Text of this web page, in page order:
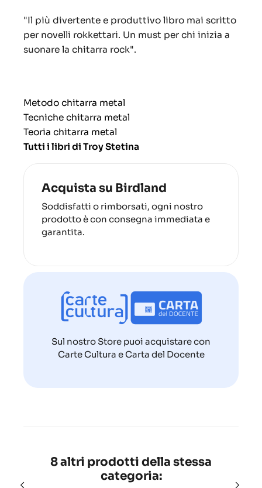
"Il più divertente e produttivo libro mai scritto
per novelli rokkettari. Un must per chi inizia a
suonare la chitarra rock".
Metodo chitarra metal
Tecniche chitarra metal
Teoria chitarra metal
Tutti i libri di Troy Stetina
Acquista su Birdland
Soddisfatti o rimborsati, ogni nostro
prodotto è con consegna immediata e
garantita.
Sul nostro Store puoi acquistare con
Carte Cultura e Carta del Docente
8 altri prodotti della stessa
categoria: